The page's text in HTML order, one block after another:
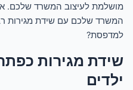
מושלמת לעיצוב המשרד
המשרד שלכם עם שידת מגירות
למדפסת?
שידת מגירות
ילדים